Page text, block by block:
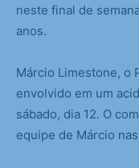
neste final de
anos.
Márcio Limestone, o
envolvido em um
sábado, dia 12. O
equipe de Márcio